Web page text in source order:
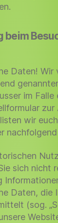
beim
Daten! Wir
im Falle
wir
nachfolgend
sich nicht
Daten, die
(sog.